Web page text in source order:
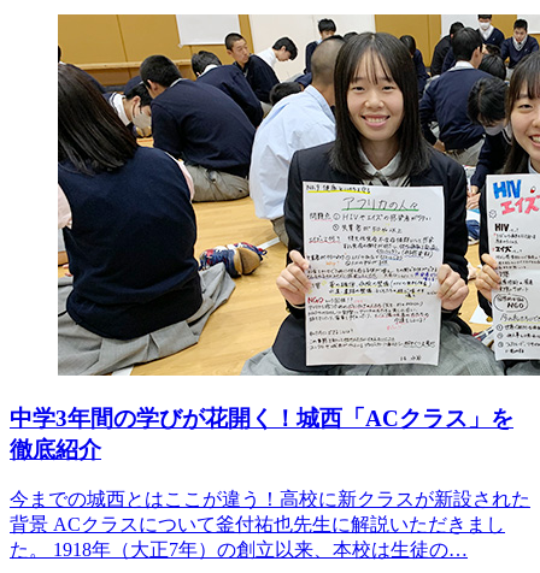
中学3年間の学びが花開く！城⻄「ACクラス」を
徹底紹介
今までの城西とはここが違う！高校に新クラスが新設された
背景 ACクラスについて釜付祐也先生に解説いただきまし
た。 1918年（大正7年）の創立以来、本校は生徒の…